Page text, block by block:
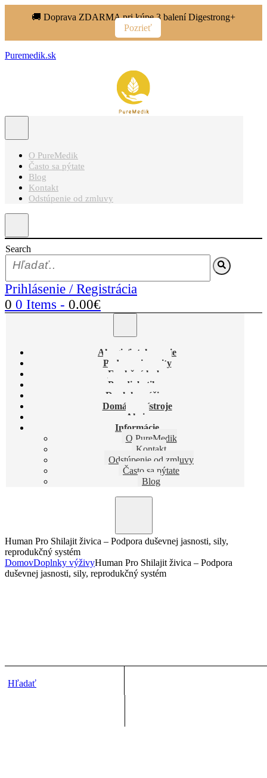
🚚 Doprava ZDARMA pri kúpe 3 balení Digestrong+
Pozrieť
Puremedik.sk
O PureMedik
Často sa pýtate
Blog
Kontakt
Odstúpenie od zmluvy
Search
Prihlásenie / Registrácia
0 0 Items - 0.00€
Alergie/intolerancie
Podpora imunity
Funkčné huby
Pre diabetikov
Doplnky výživy
Domáce prístroje
Akcie
Informácie
O PureMedik
Kontakt
Odstúpenie od zmluvy
Často sa pýtate
Blog
Human Pro Shilajit živica – Podpora duševnej jasnosti, sily,
reprodukčný systém
DomovDoplnky výživyHuman Pro Shilajit živica – Podpora
duševnej jasnosti, sily, reprodukčný systém
Hľadať